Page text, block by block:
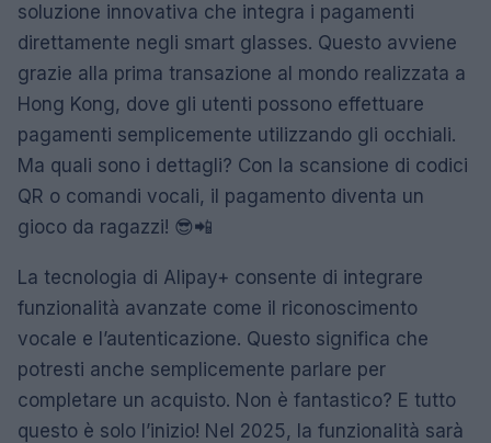
soluzione innovativa che integra i pagamenti
direttamente negli smart glasses. Questo avviene
grazie alla prima transazione al mondo realizzata a
Hong Kong, dove gli utenti possono effettuare
pagamenti semplicemente utilizzando gli occhiali.
Ma quali sono i dettagli? Con la scansione di codici
QR o comandi vocali, il pagamento diventa un
gioco da ragazzi! 😎📲
La tecnologia di Alipay+ consente di integrare
funzionalità avanzate come il riconoscimento
vocale e l’autenticazione. Questo significa che
potresti anche semplicemente parlare per
completare un acquisto. Non è fantastico? E tutto
questo è solo l’inizio! Nel 2025, la funzionalità sarà